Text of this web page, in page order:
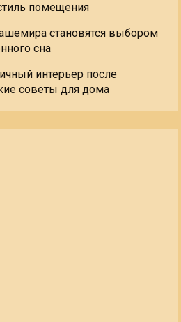
помещения
становятся выбором
сна
интерьер после
советы для дома